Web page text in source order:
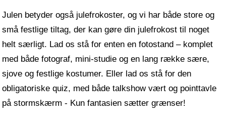
Julen betyder også julefrokoster, og vi har både store og
små festlige tiltag, der kan gøre din julefrokost til noget
helt særligt. Lad os stå for enten en fotostand – komplet
med både fotograf, mini-studie og en lang række sære,
sjove og festlige kostumer. Eller lad os stå for den
obligatoriske quiz, med både talkshow vært og pointtavle
på stormskærm - Kun fantasien sætter grænser!